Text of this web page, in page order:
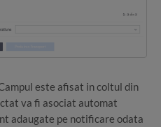
este afisat in coltul din
va fi asociat automat
adaugate pe notificare odata